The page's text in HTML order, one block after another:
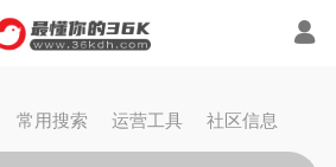
常用搜索 运营工具 社区信息